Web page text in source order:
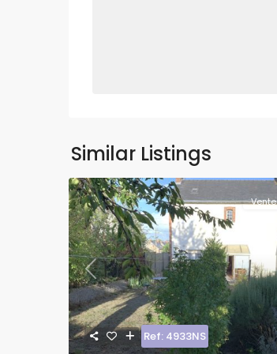
Similar Listings
Previous
Vente
Ref: 4933NS